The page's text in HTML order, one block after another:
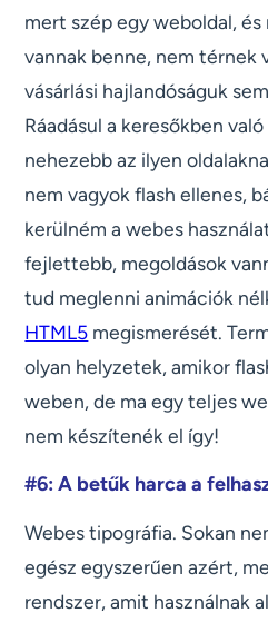
mert szép egy weboldal,
vannak benne, nem térnek
vásárlási hajlandóságuk
Ráadásul a keresőkben
nehezebb az ilyen
nem vagyok flash ellenes,
kerülném a webes
fejlettebb, megoldások
tud meglenni animációk
HTML5 megismerését.
olyan helyzetek, amikor
weben, de ma egy teljes
nem készítenék el így!
#6: A betűk harca a
Webes tipográfia. Sokan
egész egyszerűen azért,
rendszer, amit használnak